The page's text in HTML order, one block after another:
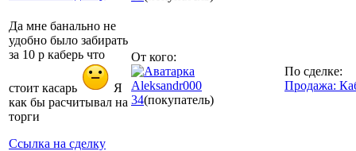
Да мне банально не
удобно было забирать
за 10 р каберь что
стоит касарь
Я
как бы расчитывал на
торги
Ссылка на сделку
От кого:
Aleksandr000
34(покупатель)
По сделке:
Продажа: